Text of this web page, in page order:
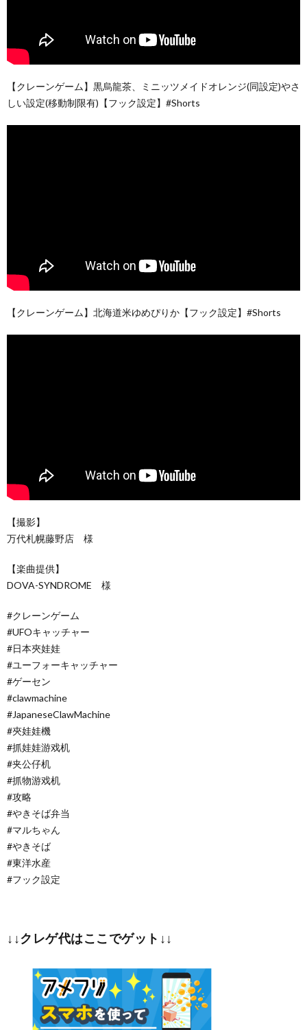
【クレーンゲーム】黒烏龍茶、ミニッツメイドオレンジ(同設定)やさ
しい設定(移動制限有)【フック設定】#Shorts
【クレーンゲーム】北海道米ゆめぴりか【フック設定】#Shorts
【撮影】
万代札幌藤野店 様
【楽曲提供】
DOVA-SYNDROME 様
#クレーンゲーム
#UFOキャッチャー
#日本夾娃娃
#ユーフォーキャッチャー
#ゲーセン
#clawmachine
#JapaneseClawMachine
#夾娃娃機
#抓娃娃游戏机
#夹公仔机
#抓物游戏机
#攻略
#やきそば弁当
#マルちゃん
#やきそば
#東洋水産
#フック設定
↓↓クレゲ代はここでゲット↓↓